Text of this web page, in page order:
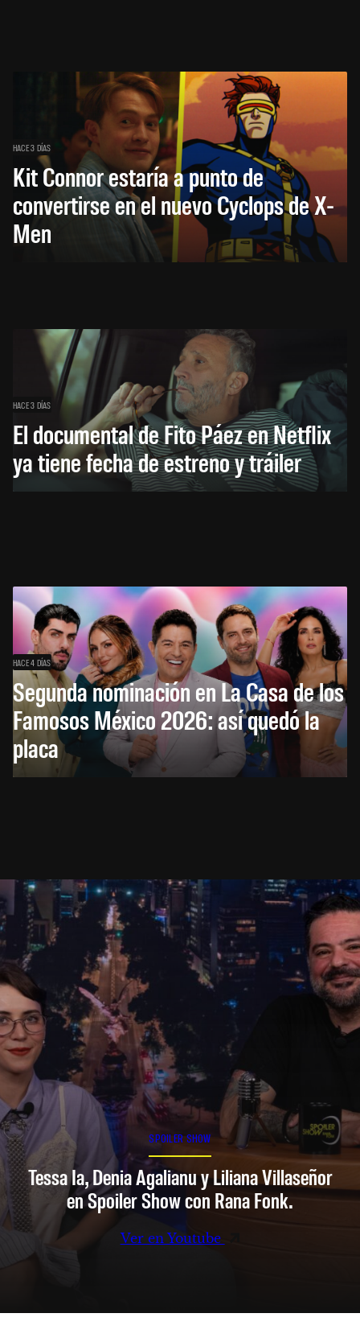
HACE 3 DÍAS
Kit Connor estaría a punto de
convertirse en el nuevo Cyclops de X-
Men
HACE 3 DÍAS
El documental de Fito Páez en Netflix
ya tiene fecha de estreno y tráiler
HACE 4 DÍAS
Segunda nominación en La Casa de los
Famosos México 2026: así quedó la
placa
SPOILER SHOW
Tessa Ia, Denia Agalianu y Liliana Villaseñor
en Spoiler Show con Rana Fonk.
Ver en Youtube